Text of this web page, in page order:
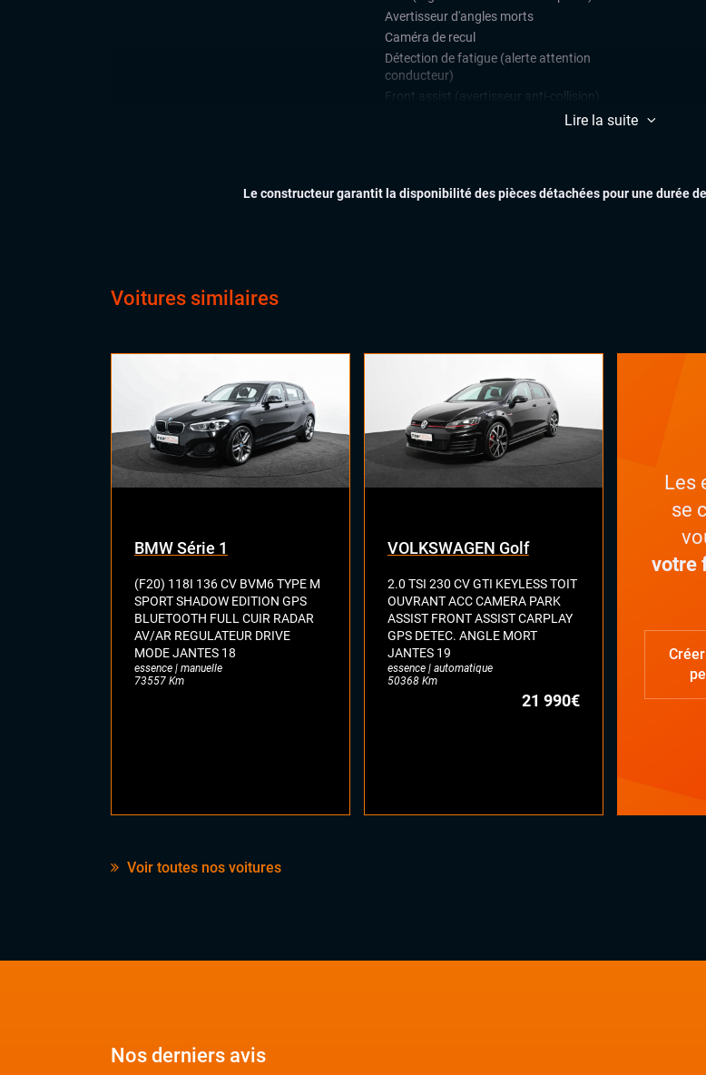
Avertisseur d'angles morts
Caméra de recul
Détection de fatigue (alerte attention
conducteur)
Front assist (avertisseur anti-collision)
Volant multifonctions
Lire la suite
Le constructeur garantit la disponibilité des pièces détachées pour une durée
Voitures similaires
BMW Série 1
(F20) 118I 136 CV BVM6 TYPE M
SPORT SHADOW EDITION GPS
BLUETOOTH FULL CUIR RADAR
AV/AR REGULATEUR DRIVE
MODE JANTES 18
essence | manuelle
73557 Km
VOLKSWAGEN Golf
2.0 TSI 230 CV GTI KEYLESS TOIT
OUVRANT ACC CAMERA PARK
ASSIST FRONT ASSIST CARPLAY
GPS DETEC. ANGLE MORT
JANTES 19
essence | automatique
50368 Km
21 990€
Les
se
votre
Voir toutes nos voitures
Nos derniers avis